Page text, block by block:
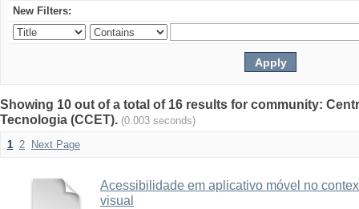
New Filters:
Showing 10 out of a total of 16 results for community:
Tecnologia (CCET). (0.003 seconds)
1 2 Next Page
Acessibilidade em aplicativo móvel no
visual